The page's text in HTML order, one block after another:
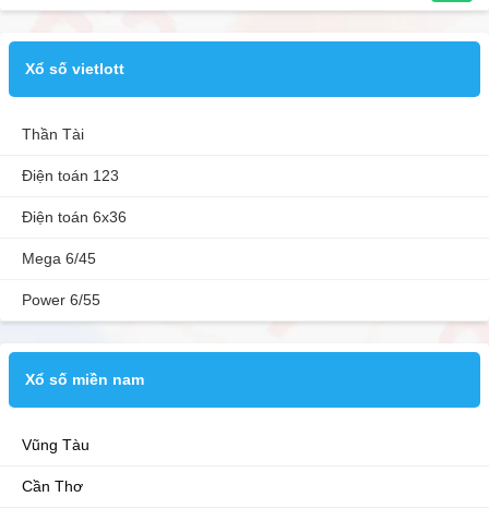
Xổ số vietlott
Thần Tài
Điện toán 123
Điện toán 6x36
Mega 6/45
Power 6/55
Xổ số miền nam
Vũng Tàu
Cần Thơ